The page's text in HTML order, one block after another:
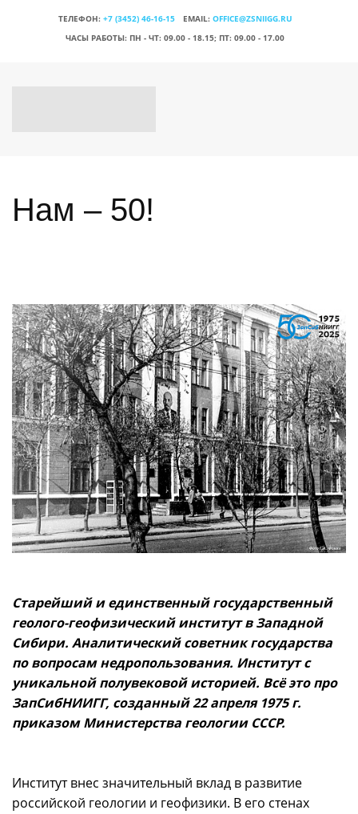
ТЕЛЕФОН: +7 (3452) 46-16-15 EMAIL: OFFICE@ZSNIIGG.RU
ЧАСЫ РАБОТЫ: ПН - ЧТ: 09.00 - 18.15; ПТ: 09.00 - 17.00
Нам – 50!
Старейший и единственный государственный
геолого-геофизический институт в Западной
Сибири. Аналитический советник государства
по вопросам недропользования. Институт с
уникальной полувековой историей. Всё это про
ЗапСибНИИГГ, созданный 22 апреля 1975 г.
приказом Министерства геологии СССР.
Институт внес значительный вклад в развитие
российской геологии и геофизики. В его стенах